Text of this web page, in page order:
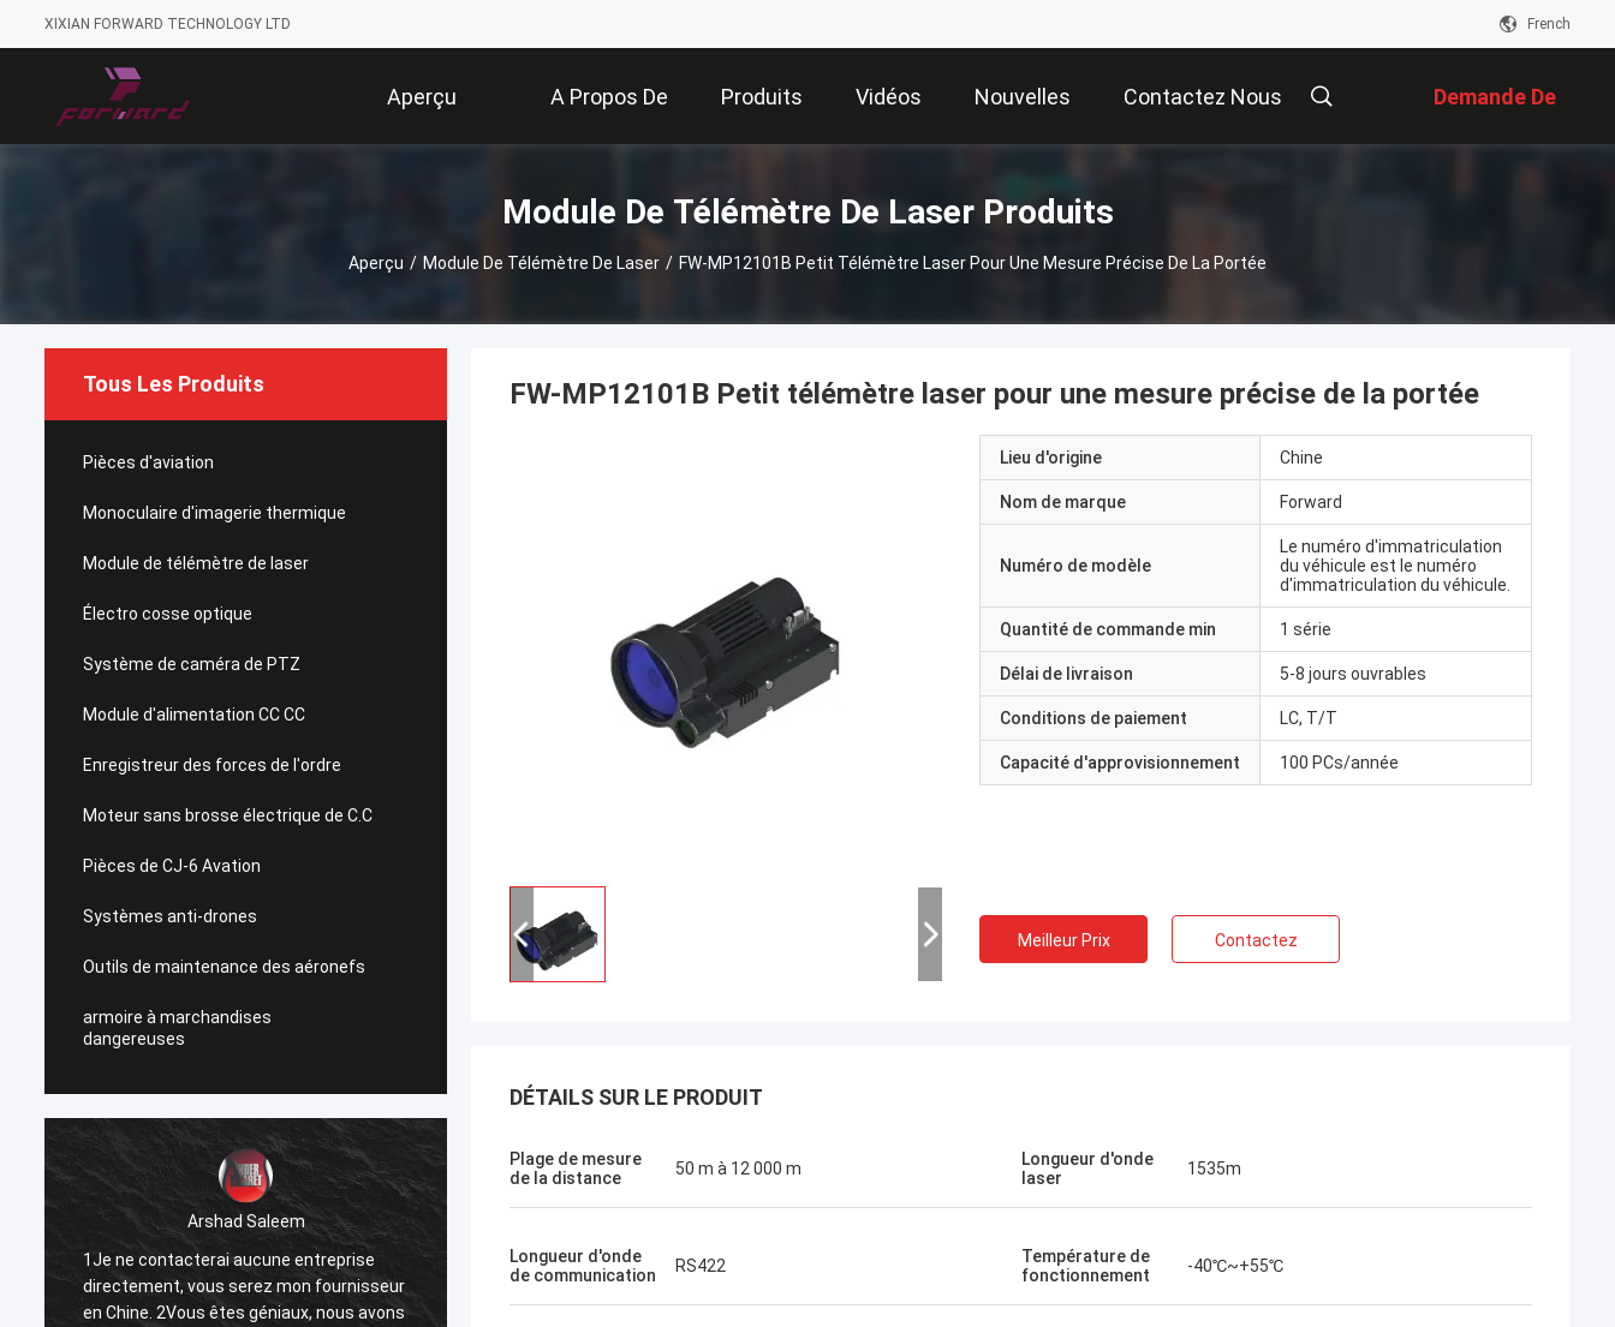
XIXIAN FORWARD TECHNOLOGY LTD French
Aperçu A Propos De
Nous
Produits Vidéos Nouvelles Contactez Nous Demande De
Soumission
Module De Télémètre De Laser Produits
Aperçu / Module De Télémètre De Laser / FW-MP12101B Petit Télémètre Laser Pour Une Mesure Précise De La Portée
Tous Les Produits
Pièces d'aviation
Monoculaire d'imagerie thermique
Module de télémètre de laser
Électro cosse optique
Système de caméra de PTZ
Module d'alimentation CC CC
Enregistreur des forces de l'ordre
Moteur sans brosse électrique de C.C
Pièces de CJ-6 Avation
Systèmes anti-drones
Outils de maintenance des aéronefs
armoire à marchandises
dangereuses
Arshad Saleem
1Je ne contacterai aucune entreprise
directement, vous serez mon fournisseur
en Chine. 2Vous êtes géniaux, nous avons
1Le meilleur service, le meilleur prix.
2J'espère que nous pourrons faire plus
d'affaires ensemble dans le futur.
FW-MP12101B Petit télémètre laser pour une mesure précise de la portée
Lieu d'origine Chine
Nom de marque Forward
Numéro de modèle
Le numéro d'immatriculation
du véhicule est le numéro
d'immatriculation du véhicule.
Quantité de commande min 1 série
Délai de livraison 5-8 jours ouvrables
Conditions de paiement LC, T/T
Capacité d'approvisionnement 100 PCs/année
Meilleur Prix Contactez
DÉTAILS SUR LE PRODUIT
Plage de mesure
de la distance
50 m à 12 000 m
Longueur d'onde
laser
1535m
Longueur d'onde
de communication
RS422
Température de
fonctionnement
-40℃~+55℃